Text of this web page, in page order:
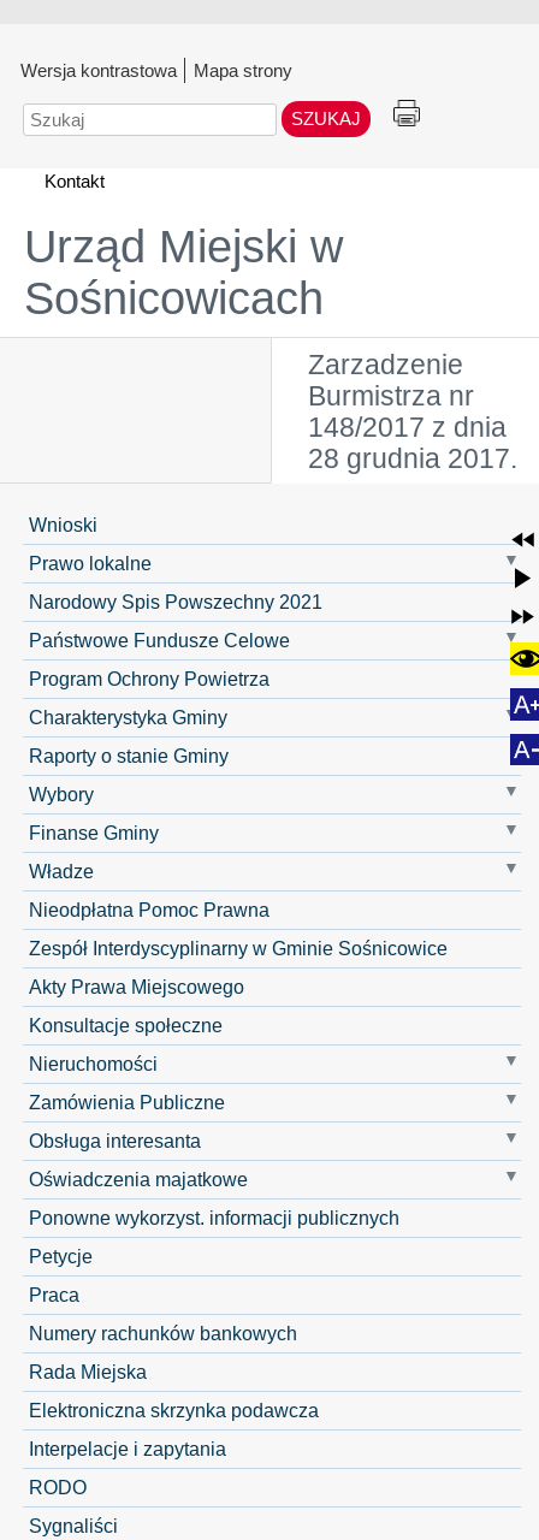
Wersja kontrastowa Mapa strony
Szukaj
Kontakt
Urząd Miejski w
Sośnicowicach
Zarzadzenie
Burmistrza nr
148/2017 z dnia
28 grudnia 2017.
Wnioski
Prawo lokalne
Narodowy Spis Powszechny 2021
Państwowe Fundusze Celowe
Program Ochrony Powietrza
Charakterystyka Gminy
Raporty o stanie Gminy
Wybory
Finanse Gminy
Władze
Nieodpłatna Pomoc Prawna
Zespół Interdyscyplinarny w Gminie Sośnicowice
Akty Prawa Miejscowego
Konsultacje społeczne
Nieruchomości
Zamówienia Publiczne
Obsługa interesanta
Oświadczenia majatkowe
Ponowne wykorzyst. informacji publicznych
Petycje
Praca
Numery rachunków bankowych
Rada Miejska
Elektroniczna skrzynka podawcza
Interpelacje i zapytania
RODO
Sygnaliści